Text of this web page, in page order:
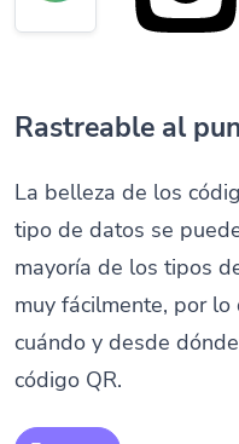
Rastreable al
La belleza de los
tipo de datos se
mayoría de los tipos
muy fácilmente, por
cuándo y desde
código QR.